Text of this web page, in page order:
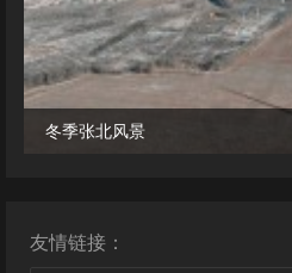
冬季张北风景
冬季张北风景
友情链接：